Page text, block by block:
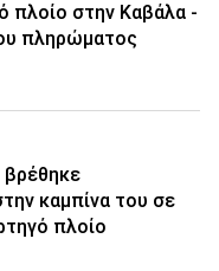
πλοίο στην Καβάλα -
πληρώματος
βρέθηκε
καμπίνα του σε
πλοίο